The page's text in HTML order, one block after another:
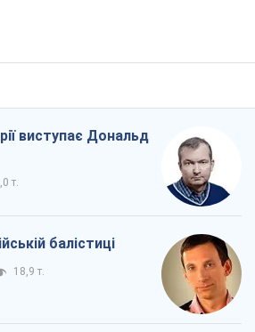
виступає Дональд
т.
балістиці
18,9 т.